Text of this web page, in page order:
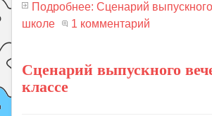
Подробнее: Сценарий
школе
1 комментарий
Сценарий выпускного
классе